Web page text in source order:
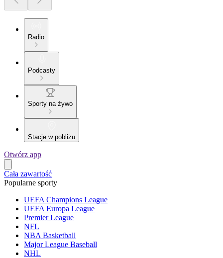
Radio
Podcasty
Sporty na żywo
Stacje w pobliżu
Otwórz app
Cała zawartość
Popularne sporty
UEFA Champions League
UEFA Europa League
Premier League
NFL
NBA Basketball
Major League Baseball
NHL